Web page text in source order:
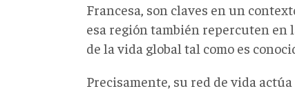
Francesa, son claves en un
esa región también repercuten en
de la vida global tal como es
Precisamente, su red de vida actúa